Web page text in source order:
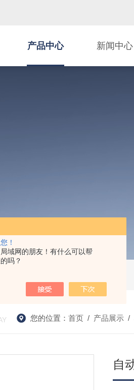
！
域网的朋友！有什么可以帮
吗？
产品中心 新闻中心
您的位置： 首页/ 产品展示/
自